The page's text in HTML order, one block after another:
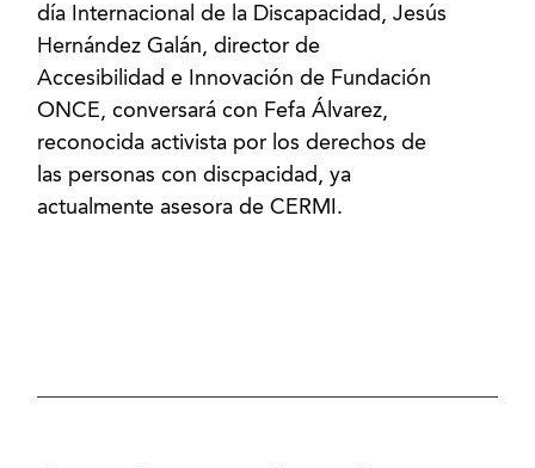
día Internacional de la Discapacidad, Jesús
Hernández Galán, director de
Accesibilidad e Innovación de Fundación
ONCE, conversará con Fefa Álvarez,
reconocida activista por los derechos de
las personas con discpacidad, ya
actualmente asesora de CERMI.